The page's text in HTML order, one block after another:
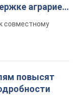
аграриев.
совместному
повысят